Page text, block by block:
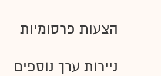
הצעות פרסומיות
ניירות ערך נוספים